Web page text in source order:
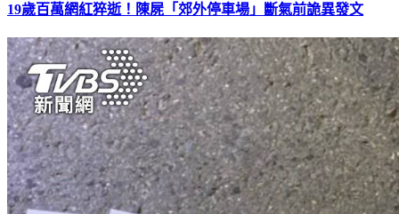
19歲百萬網紅猝逝！陳屍「郊外停車場」斷氣前詭異發文